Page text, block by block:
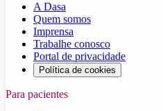
A Dasa
Quem somos
Imprensa
Trabalhe conosco
Portal de privacidade
Política de cookies
Para pacientes